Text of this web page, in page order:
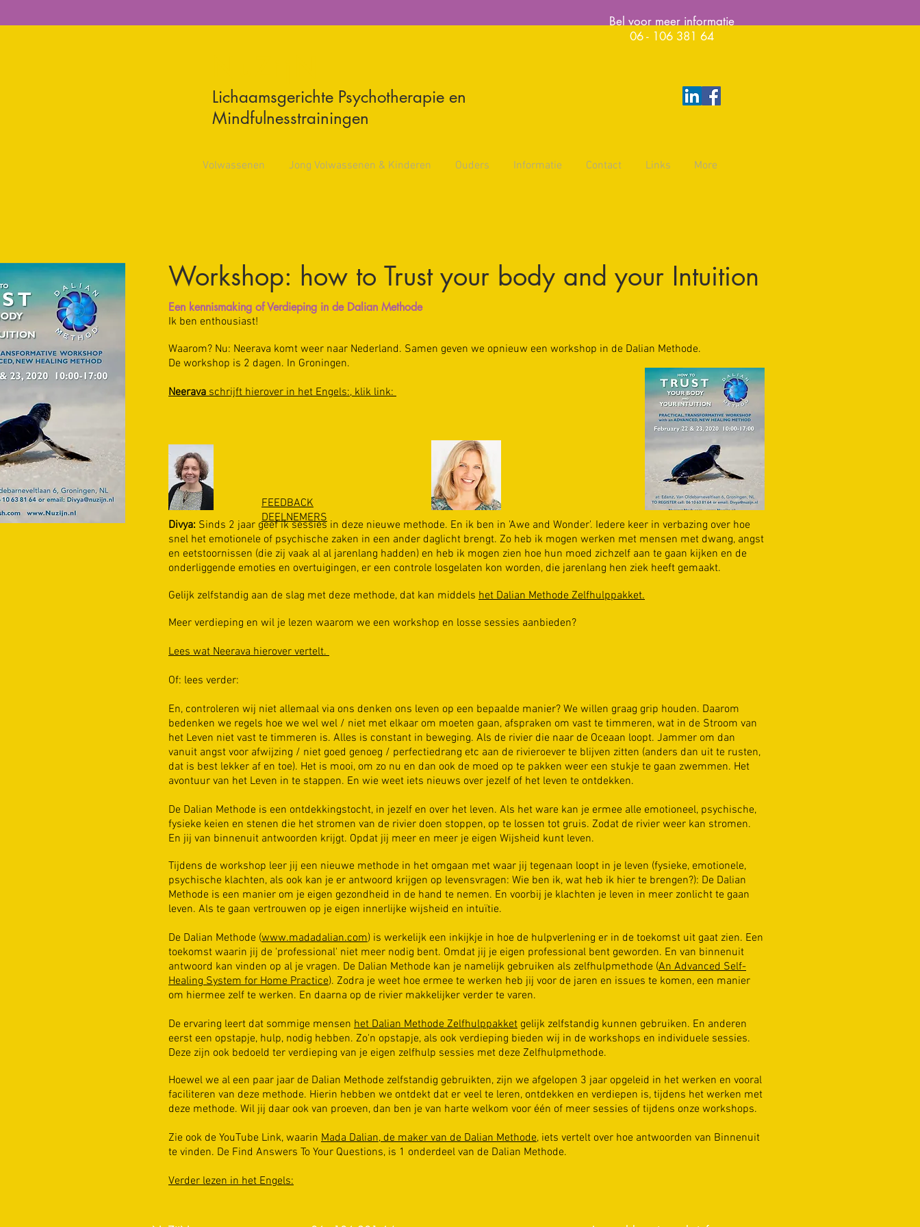
Bel voor meer informatie
06 - 106 381 64
Lichaamsgerichte Psychotherapie en
Mindfulnesstrainingen
Volwassenen Jong Volwassenen & Kinderen Ouders Informatie Contact Links More
Workshop: how to Trust your body and your Intuition
Een kennismaking of Verdieping in de Dalian Methode
Ik ben enthousiast!
Waarom? Nu: Neerava komt weer naar Nederland. Samen geven we opnieuw een workshop in de Dalian Methode.
De workshop is 2 dagen. In Groningen.
Neeravaschrijft hierover in het Engels:, klik link:
Divya: Sinds 2 jaar geef ik sessies in deze nieuwe methode. En ik ben in 'Awe and Wonder'. Iedere keer in verbazing over hoe
snel het emotionele of psychische zaken in een ander daglicht brengt. Zo heb ik mogen werken met mensen met dwang, angst
en eetstoornissen (die zij vaak al al jarenlang hadden) en heb ik mogen zien hoe hun moed zichzelf aan te gaan kijken en de
onderliggende emoties en overtuigingen, er een controle losgelaten kon worden, die jarenlang hen ziek heeft gemaakt.
Gelijk zelfstandig aan de slag met deze methode, dat kan middels het Dalian Methode Zelfhulppakket.
Meer verdieping en wil je lezen waarom we een workshop en losse sessies aanbieden?
Lees wat Neerava hierover vertelt.
Of: lees verder:
En, controleren wij niet allemaal via ons denken ons leven op een bepaalde manier? We willen graag grip houden. Daarom
bedenken we regels hoe we wel wel / niet met elkaar om moeten gaan, afspraken om vast te timmeren, wat in de Stroom van
het Leven niet vast te timmeren is. Alles is constant in beweging. Als de rivier die naar de Oceaan loopt. Jammer om dan
vanuit angst voor afwijzing / niet goed genoeg / perfectiedrang etc aan de rivieroever te blijven zitten (anders dan uit te rusten,
dat is best lekker af en toe). Het is mooi, om zo nu en dan ook de moed op te pakken weer een stukje te gaan zwemmen. Het
avontuur van het Leven in te stappen. En wie weet iets nieuws over jezelf of het leven te ontdekken.
De Dalian Methode is een ontdekkingstocht, in jezelf en over het leven. Als het ware kan je ermee alle emotioneel, psychische,
fysieke keien en stenen die het stromen van de rivier doen stoppen, op te lossen tot gruis. Zodat de rivier weer kan stromen.
En jij van binnenuit antwoorden krijgt. Opdat jij meer en meer je eigen Wijsheid kunt leven.
Tijdens de workshop leer jij een nieuwe methode in het omgaan met waar jij tegenaan loopt in je leven (fysieke, emotionele,
psychische klachten, als ook kan je er antwoord krijgen op levensvragen: Wie ben ik, wat heb ik hier te brengen?): De Dalian
Methode is een manier om je eigen gezondheid in de hand te nemen. En voorbij je klachten je leven in meer zonlicht te gaan
leven. Als te gaan vertrouwen op je eigen innerlijke wijsheid en intuïtie.
De Dalian Methode (www.madadalian.com) is werkelijk een inkijkje in hoe de hulpverlening er in de toekomst uit gaat zien. Een
toekomst waarin jij de 'professional' niet meer nodig bent. Omdat jij je eigen professional bent geworden. En van binnenuit
antwoord kan vinden op al je vragen. De Dalian Methode kan je namelijk gebruiken als zelfhulpmethode (An Advanced Self-
Healing System for Home Practice). Zodra je weet hoe ermee te werken heb jij voor de jaren en issues te komen, een manier
om hiermee zelf te werken. En daarna op de rivier makkelijker verder te varen.
De ervaring leert dat sommige mensen het Dalian Methode Zelfhulppakket gelijk zelfstandig kunnen gebruiken. En anderen
eerst een opstapje, hulp, nodig hebben. Zo'n opstapje, als ook verdieping bieden wij in de workshops en individuele sessies.
Deze zijn ook bedoeld ter verdieping van je eigen zelfhulp sessies met deze Zelfhulpmethode.
Hoewel we al een paar jaar de Dalian Methode zelfstandig gebruikten, zijn we afgelopen 3 jaar opgeleid in het werken en vooral
faciliteren van deze methode. Hierin hebben we ontdekt dat er veel te leren, ontdekken en verdiepen is, tijdens het werken met
deze methode. Wil jij daar ook van proeven, dan ben je van harte welkom voor één of meer sessies of tijdens onze workshops.
Zie ook de YouTube Link, waarin Mada Dalian, de maker van de Dalian Methode, iets vertelt over hoe antwoorden van Binnenuit
te vinden. De Find Answers To Your Questions, is 1 onderdeel van de Dalian Methode.
Verder lezen in het Engels:
FEEDBACK
DEELNEMERS